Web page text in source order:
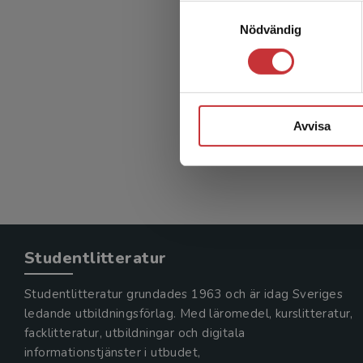
Nödvändig
Avvisa
Forinder,
240 kr
Exkl.
Studentlitteratur
Studentlitteratur grundades 1963 och är idag Sveriges
ledande utbildningsförlag. Med läromedel, kurslitteratur,
facklitteratur, utbildningar och digitala
informationstjänster i utbudet,